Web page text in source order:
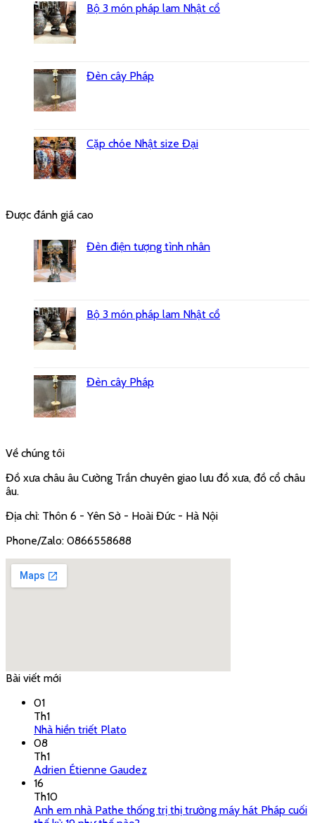
Bộ 3 món pháp lam Nhật cổ
Đèn cây Pháp
Cặp chóe Nhật size Đại
Được đánh giá cao
Đèn điện tượng tình nhân
Bộ 3 món pháp lam Nhật cổ
Đèn cây Pháp
Về chúng tôi
Đồ xưa châu âu Cường Trần chuyên giao lưu đồ xưa, đồ cổ châu
âu.
Địa chỉ: Thôn 6 - Yên Sở - Hoài Đức - Hà Nội
Phone/Zalo: 0866558688
Bài viết mới
01
Th1
Nhà hiền triết Plato
08
Th1
Adrien Étienne Gaudez
16
Th10
Anh em nhà Pathe thống trị thị trường máy hát Pháp cuối